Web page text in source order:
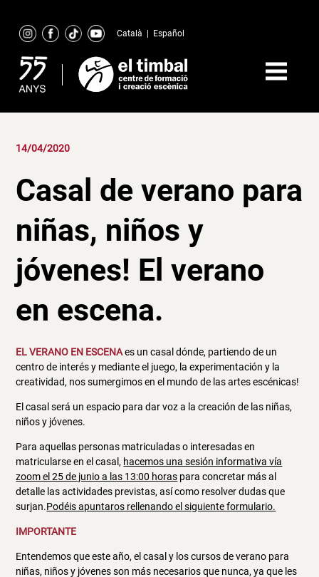
content
Català Español
14/04/2020
Casal de verano para
niñas, niños y
jóvenes! El verano
en escena.
EL VERANO EN ESCENA es un casal dónde, partiendo de un
centro de interés y mediante el juego, la experimentación y la
creatividad, nos sumergimos en el mundo de las artes escénicas!
El casal será un espacio para dar voz a la creación de las niñas,
niños y jóvenes.
Para aquellas personas matriculadas o interesadas en
matricularse en el casal, hacemos una sesión informativa vía
zoom el 25 de junio a las 13:00 horas para concretar más al
detalle las actividades previstas, así como resolver dudas que
surjan.Podéis apuntaros rellenando el siguiente formulario.
IMPORTANTE
Entendemos que este año, el casal y los cursos de verano para
niñas, niños y jóvenes son más necesarios que nunca, ya que les